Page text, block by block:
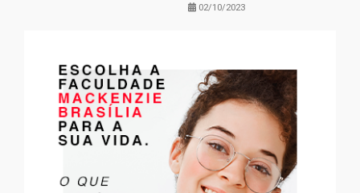
02/10/2023